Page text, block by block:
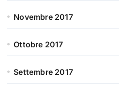
Novembre 2017
Ottobre 2017
Settembre 2017